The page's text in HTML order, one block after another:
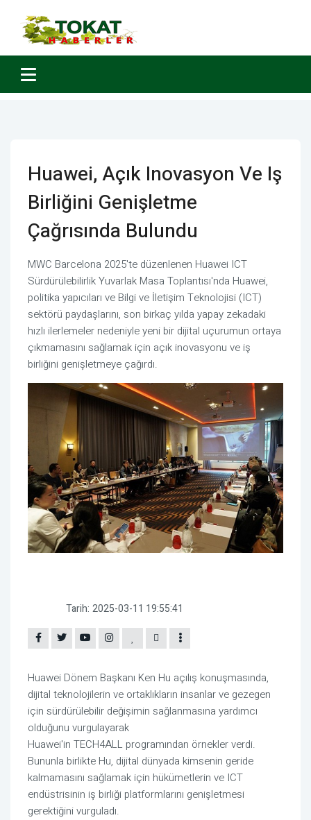
Huawei, Açık Inovasyon Ve Iş
Birliğini Genişletme
Çağrısında Bulundu
MWC Barcelona 2025'te düzenlenen Huawei ICT
Sürdürülebilirlik Yuvarlak Masa Toplantısı'nda Huawei,
politika yapıcıları ve Bilgi ve İletişim Teknolojisi (ICT)
sektörü paydaşlarını, son birkaç yılda yapay zekadaki
hızlı ilerlemeler nedeniyle yeni bir dijital uçurumun ortaya
çıkmamasını sağlamak için açık inovasyonu ve iş
birliğini genişletmeye çağırdı.
Tarih: 2025-03-11 19:55:41
Huawei Dönem Başkanı Ken Hu açılış konuşmasında,
dijital teknolojilerin ve ortaklıkların insanlar ve gezegen
için sürdürülebilir değişimin sağlanmasına yardımcı
olduğunu vurgulayarak
Huawei'in TECH4ALL programından örnekler verdi.
Bununla birlikte Hu, dijital dünyada kimsenin geride
kalmamasını sağlamak için hükümetlerin ve ICT
endüstrisinin iş birliği platformlarını genişletmesi
gerektiğini vurguladı.